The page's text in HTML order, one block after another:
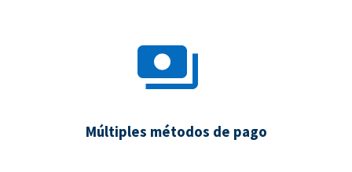
Múltiples métodos de pago